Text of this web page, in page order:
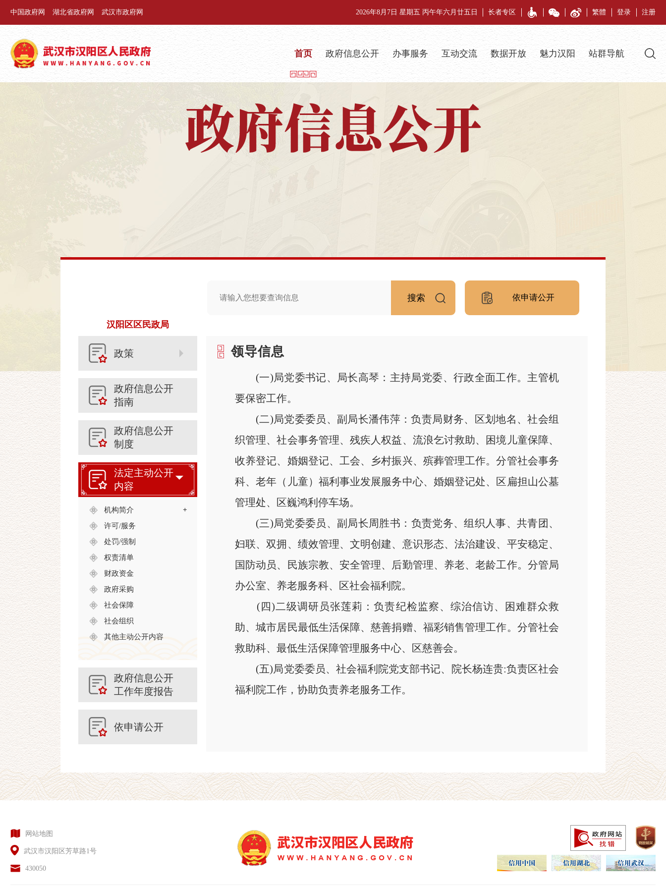
中国政府网 湖北省政府网 武汉市政府网 2026年8月7日 星期五 丙午年六月廿五日 长者专区 繁體 登录 注册
首页 政府信息公开 办事服务 互动交流 数据开放 魅力汉阳 站群导航
搜索 依申请公开
汉阳区区民政局
政策
政府信息公开
指南
政府信息公开
制度
法定主动公开
内容
机构简介
+
许可/服务
处罚/强制
权责清单
财政资金
政府采购
社会保障
社会组织
其他主动公开内容
政府信息公开
工作年度报告
依申请公开
领导信息
(一)局党委书记、局长高琴：主持局党委、行政全面工作。主管机
要保密工作。
(二)局党委委员、副局长潘伟萍：负责局财务、区划地名、社会组
织管理、社会事务管理、残疾人权益、流浪乞讨救助、困境儿童保障、
收养登记、婚姻登记、工会、乡村振兴、殡葬管理工作。分管社会事务
科、老年（儿童）福利事业发展服务中心、婚姻登记处、区扁担山公墓
管理处、区巍鸿利停车场。
(三)局党委委员、副局长周胜书 ：负责党务、组织人事、共青团、
妇联、双拥、绩效管理、文明创建、意识形态、法治建设、平安稳定、
国防动员、民族宗教、安全管理、后勤管理、养老、老龄工作。分管局
办公室、养老服务科、区社会福利院。
(四)二级调研员张莲莉：负责纪检监察、综治信访、困难群众救
助、城市居民最低生活保障、慈善捐赠、福彩销售管理工作。分管社会
救助科、最低生活保障管理服务中心、区慈善会。
(五)局党委委员、社会福利院党支部书记、院长杨连贵:负责区社会
福利院工作，协助负责养老服务工作。
网站地图
武汉市汉阳区芳草路1号
430050